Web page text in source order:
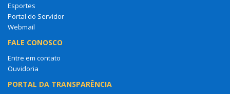
Esportes
Portal do Servidor
Webmail
FALE CONOSCO
Entre em contato
Ouvidoria
PORTAL DA TRANSPARÊNCIA